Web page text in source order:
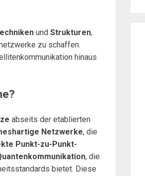
und Strukturen,
zu schaffen.
hinaus
abseits der etablierten
Netzwerke, die
Punkt-zu-Punkt-
, die
bietet. Diese